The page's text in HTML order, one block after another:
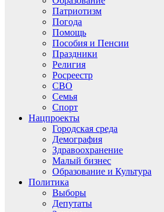
Патриотизм
Погода
Помощь
Пособия и Пенсии
Праздники
Религия
Росреестр
СВО
Семья
Спорт
Нацпроекты
Городская среда
Демография
Здравоохранение
Малый бизнес
Образование и Культура
Политика
Выборы
Депутаты